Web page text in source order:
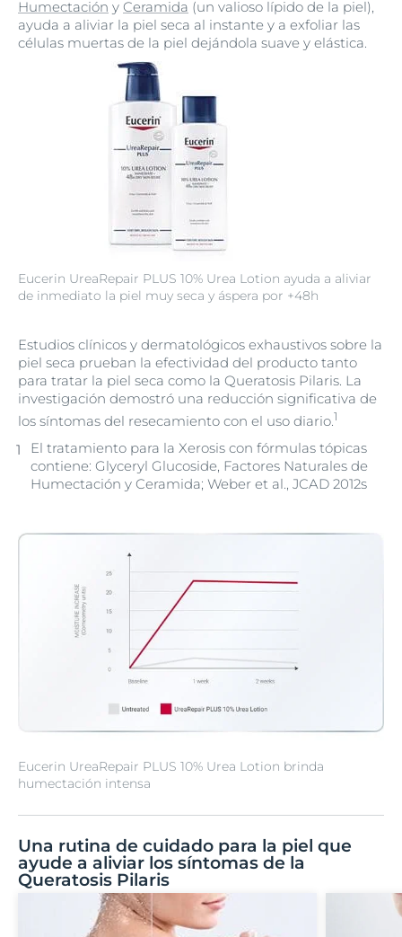
Eucerin UreaRepair PLUS 10% Urea Lotion ayuda a aliviar
de inmediato la piel muy seca y áspera por +48h
Humectación y Ceramida (un valioso lípido de la piel),
ayuda a aliviar la piel seca al instante y a exfoliar las
células muertas de la piel dejándola suave y elástica.
Estudios clínicos y dermatológicos exhaustivos sobre la
piel seca prueban la efectividad del producto tanto
para tratar la piel seca como la Queratosis Pilaris. La
investigación demostró una reducción significativa de
los síntomas del resecamiento con el uso diario.1
El tratamiento para la Xerosis con fórmulas tópicas
contiene: Glyceryl Glucoside, Factores Naturales de
Humectación y Ceramida; Weber et al., JCAD 2012s
Eucerin UreaRepair PLUS 10% Urea Lotion brinda
humectación intensa
Una rutina de cuidado para la piel que
ayude a aliviar los síntomas de la
Queratosis Pilaris